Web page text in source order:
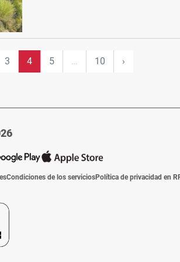
3 4 5 … 10 ›
Condiciones de los serviciosPolítica de privacidad en